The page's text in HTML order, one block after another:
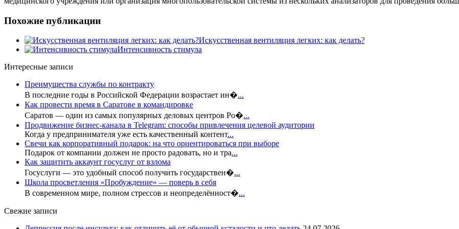
Похожие публикации
Искусственная вентиляция легких: как делать?
Интенсивность стимула
Интересные записи
Преимущества службы по контракту
В последние годы в Российской Федерации возрастает ин�...
Как провести время в Саратове в командировке
Саратов — один из самых популярных деловых центров Ро�...
Продвижение бизнес-канала в Telegram: способы привлечения целевой аудитории
Когда у предпринимателя уже есть качественный контент...
Свечи как корпоративный подарок: на что ориентироваться при выборе
Подарок от компании должен не просто радовать, но и тра...
Как защитить аккаунт госуслуг от взлома
Госуслуги — это удобный способ получить государствен�...
Школа просветления «Пробуждение» — поверь в себя
В современном мире, полном стрессов и неопределённост�...
Свежие записи